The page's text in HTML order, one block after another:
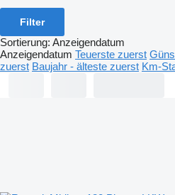
Filter
Sortierung: Anzeigendatum
Anzeigendatum Teuerste zuerst
zuerst Baujahr - älteste zuerst Km-